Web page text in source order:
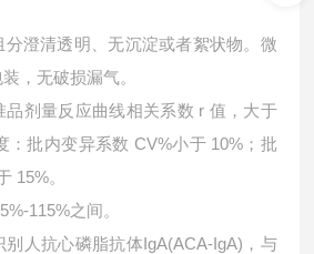
澄清透明、无沉淀或者絮状物。微
，无破损漏气。
品剂量反应曲线相关系数 r 值，大于
：批内变异系数 CV%小于 10%；批
15%。
115%之间。
人抗心磷脂抗体IgA(ACA-IgA)，与